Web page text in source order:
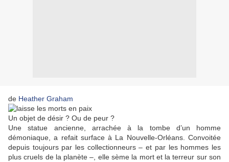
de Heather Graham
Un objet de désir ? Ou de peur ?
Une statue ancienne, arrachée à la tombe d’un homme
démoniaque, a refait surface à La Nouvelle-Orléans. Convoitée
depuis toujours par les collectionneurs – et par les hommes les
plus cruels de la planète –, elle sème la mort et la terreur sur son